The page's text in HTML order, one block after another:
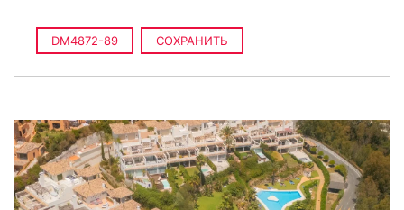
DM4872-89 СОХРАНИТЬ